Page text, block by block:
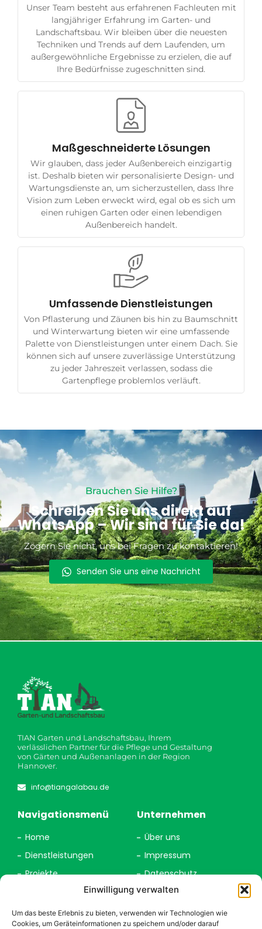
Einwilligung verwalten
Um das beste Erlebnis zu bieten, verwenden wir Technologien wie
Cookies, um Geräteinformationen zu speichern und/oder darauf
Unser Team besteht aus erfahrenen Fachleuten mit
langjähriger Erfahrung im Garten- und
Landschaftsbau. Wir bleiben über die neuesten
Techniken und Trends auf dem Laufenden, um
außergewöhnliche Ergebnisse zu erzielen, die auf
Ihre Bedürfnisse zugeschnitten sind.
Maßgeschneiderte Lösungen
Wir glauben, dass jeder Außenbereich einzigartig
ist. Deshalb bieten wir personalisierte Design- und
Wartungsdienste an, um sicherzustellen, dass Ihre
Vision zum Leben erweckt wird, egal ob es sich um
einen ruhigen Garten oder einen lebendigen
Außenbereich handelt.
Umfassende Dienstleistungen
Von Pflasterung und Zäunen bis hin zu Baumschnitt
und Winterwartung bieten wir eine umfassende
Palette von Dienstleistungen unter einem Dach. Sie
können sich auf unsere zuverlässige Unterstützung
zu jeder Jahreszeit verlassen, sodass die
Gartenpflege problemlos verläuft.
Brauchen Sie Hilfe?
Schreiben Sie uns direkt auf
WhatsApp – Wir sind für Sie da!
Zögern Sie nicht, uns bei Fragen zu kontaktieren!
Senden Sie uns eine Nachricht
TIAN Garten und Landschaftsbau, Ihrem
verlässlichen Partner für die Pflege und Gestaltung
von Gärten und Außenanlagen in der Region
Hannover.
info@tiangalabau.de
Navigationsmenü
Home
Dienstleistungen
Projekte
Unternehmen
Über uns
Impressum
Datenschutz
Arbeitszeit